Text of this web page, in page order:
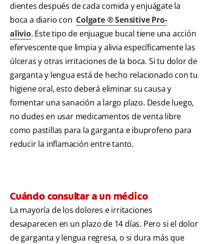
dientes después de cada comida y enjuágate la
boca a diario con Colgate ® Sensitive Pro-
alivio. Este tipo de enjuague bucal tiene una acción
efervescente que limpia y alivia específicamente las
úlceras y otras irritaciones de la boca. Si tu dolor de
garganta y lengua está de hecho relacionado con tu
higiene oral, esto deberá eliminar su causa y
fomentar una sanación a largo plazo. Desde luego,
no dudes en usar medicamentos de venta libre
como pastillas para la garganta e ibuprofeno para
reducir la inflamación entre tanto.
Cuándo consultar a un médico
La mayoría de los dolores e irritaciones
desaparecen en un plazo de 14 días. Pero si el dolor
de garganta y lengua regresa, o si dura más que